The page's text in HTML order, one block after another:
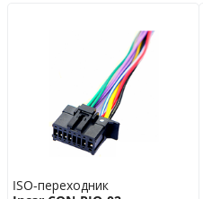
ISO-переходник